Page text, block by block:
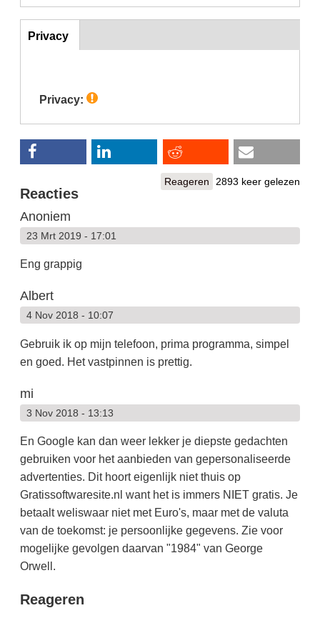
Inst
Privacy
Privacy:
Reageren 2893 keer gelezen
Reacties
Anoniem
23 Mrt 2019 - 17:01
Eng grappig
Albert
4 Nov 2018 - 10:07
Gebruik ik op mijn telefoon, prima programma, simpel
en goed. Het vastpinnen is prettig.
mi
3 Nov 2018 - 13:13
En Google kan dan weer lekker je diepste gedachten
gebruiken voor het aanbieden van gepersonaliseerde
advertenties. Dit hoort eigenlijk niet thuis op
Gratissoftwaresite.nl want het is immers NIET gratis. Je
betaalt weliswaar niet met Euro's, maar met de valuta
van de toekomst: je persoonlijke gegevens. Zie voor
mogelijke gevolgen daarvan "1984" van George
Orwell.
Reageren